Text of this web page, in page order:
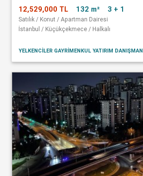
12,529,000 TL 132 m² 3 + 1
Satılık / Konut / Apartman Dairesi
İstanbul / Küçükçekmece / Halkalı
YELKENCİLER GAYRİMENKUL YATIRIM